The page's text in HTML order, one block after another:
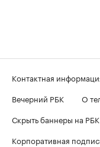
Контактная
Вечерний РБК
О
Скрыть баннеры на РБК
Корпоративная